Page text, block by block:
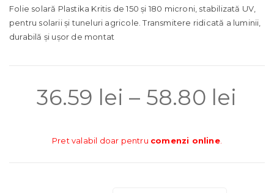
Folie solară Plastika Kritis de 150 și 180 microni, stabilizată UV,
pentru solarii și tuneluri agricole. Transmitere ridicată a luminii,
durabilă și ușor de montat
36.59 lei – 58.80 lei
Pret valabil doar pentru comenzi online.